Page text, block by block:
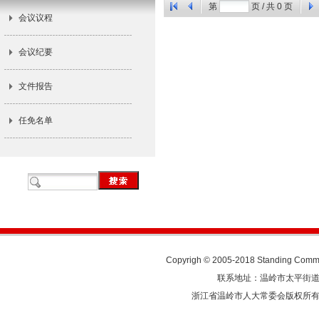
会议议程
会议纪要
文件报告
任免名单
第 页 / 共 0 页
Copyrigh © 2005-2018 Standing
联系地址：温岭市太平
浙江省温岭市人大常委会版权所